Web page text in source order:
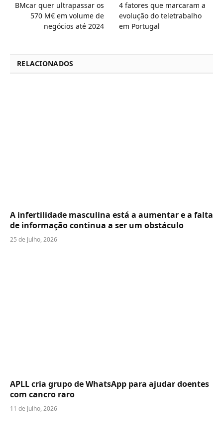
BMcar quer ultrapassar os
570 M€ em volume de
negócios até 2024
4 fatores que marcaram a
evolução do teletrabalho
em Portugal
RELACIONADOS
A infertilidade masculina está a aumentar e a falta
de informação continua a ser um obstáculo
25 de Julho, 2026
APLL cria grupo de WhatsApp para ajudar doentes
com cancro raro
11 de Julho, 2026